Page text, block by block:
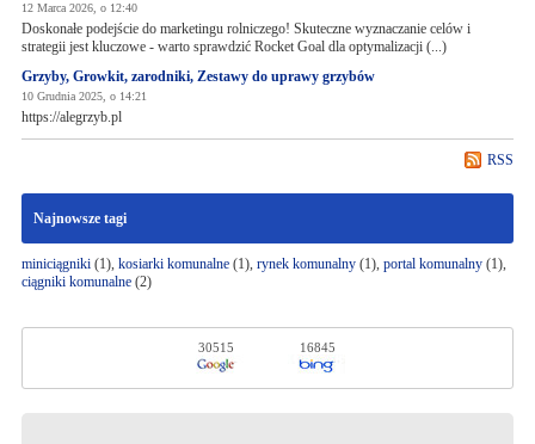
12 Marca 2026, o 12:40
Doskonałe podejście do marketingu rolniczego! Skuteczne wyznaczanie celów i
strategii jest kluczowe - warto sprawdzić Rocket Goal dla optymalizacji (...)
Grzyby, Growkit, zarodniki, Zestawy do uprawy grzybów
10 Grudnia 2025, o 14:21
https://alegrzyb.pl
RSS
Najnowsze tagi
miniciągniki(1), kosiarki komunalne(1), rynek komunalny(1), portal komunalny(1),
ciągniki komunalne(2)
30515 16845